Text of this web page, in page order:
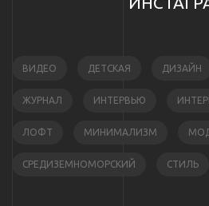
ВИДЕО ДЕТСКАЯ ДИЗАЙН
ЖУРНАЛ ИНТЕРВЬЮ
ЛОФТ МИНИМАЛИЗМ
СРЕДИЗЕМНОМОРСКИЙ СТИЛЬ